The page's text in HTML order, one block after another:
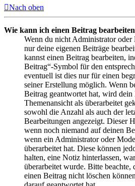
Nach oben
Wie kann ich einen Beitrag
Wenn du nicht Administrator oder
nur deine eigenen Beiträge
kannst einen Beitrag bearbeiten,
Beitrag“-Symbol für den
eventuell ist dies nur für einen
seiner Erstellung möglich. Wenn
Beitrag geantwortet hat, wird dein
Themenansicht als überarbeitet
sowohl die Anzahl als auch der
Bearbeitungen angezeigt. Dieser
wenn noch niemand auf deinen
wenn ein Administrator oder
überarbeitet hat. Diese können
halten, eine Notiz hinterlassen,
überarbeitet wurde. Bitte beachte,
einen Beitrag nicht löschen